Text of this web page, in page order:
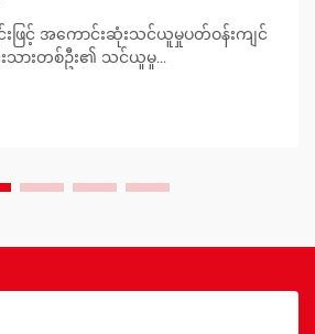
းဖြင့် အကောင်းဆုံးသင်ယူမှုပတ်ဝန်းကျင်
းသားတစ်ဦး၏ သင်ယူမှု
ားများသည်နေ့စဉ်နာရီပေါင်းများစွာ
ခါ အဆင်ပြေမှုကို အလေးထား